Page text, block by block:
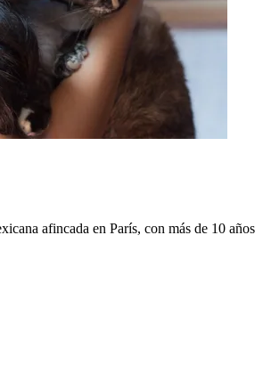
afincada en París, con más de 10 años